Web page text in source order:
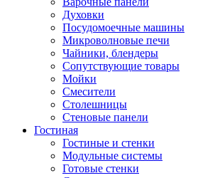
Духовки
Посудомоечные машины
Микроволновые печи
Чайники, блендеры
Сопутствующие товары
Мойки
Смесители
Столешницы
Стеновые панели
Гостиная
Гостиные и стенки
Модульные системы
Готовые стенки